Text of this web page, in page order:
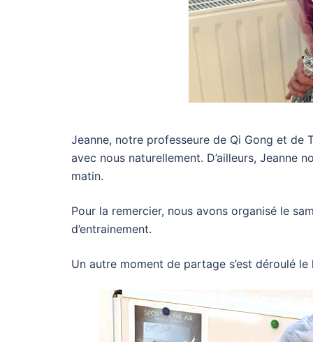
Jeanne, notre professeure de Qi Gong et de
avec nous naturellement. D’ailleurs, Jeanne
matin.
Pour la remercier, nous avons organisé le
d’entrainement.
Un autre moment de partage s’est déroulé le